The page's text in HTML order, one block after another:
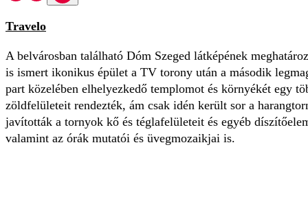
Travelo
A belvárosban található Dóm Szeged látképének
is ismert ikonikus épület a TV torony után a második
part közelében elhelyezkedő templomot és környékét egy
zöldfelületeit rendezték, ám csak idén került sor a
javították a tornyok kő és téglafelületeit és egyéb
valamint az órák mutatói és üvegmozaikjai is.